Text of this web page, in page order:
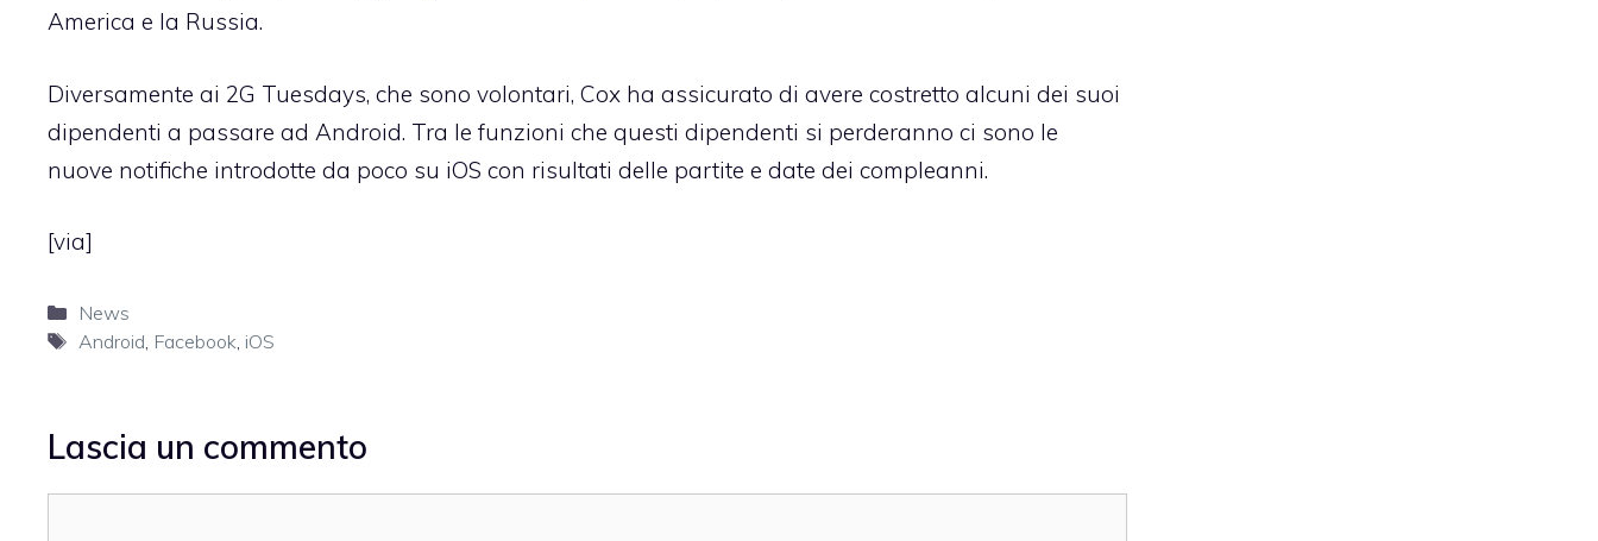
America e la Russia.
Diversamente ai 2G Tuesdays, che sono volontari, Cox ha assicurato di avere costretto alcuni dei suoi
dipendenti a passare ad Android. Tra le funzioni che questi dipendenti si perderanno ci sono le
nuove notifiche introdotte da poco su iOS con risultati delle partite e date dei compleanni.
[via]
Categorie
News
Tag
Android, Facebook, iOS
Lascia un commento